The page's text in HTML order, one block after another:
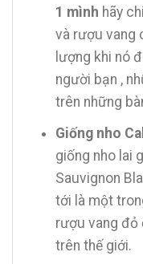
1 mình hãy
và rượu vang
lượng khi nó
người bạn ,
trên những
Giống nho
giống nho lai
Sauvignon
tới là một
rượu vang đỏ
trên thế giới.